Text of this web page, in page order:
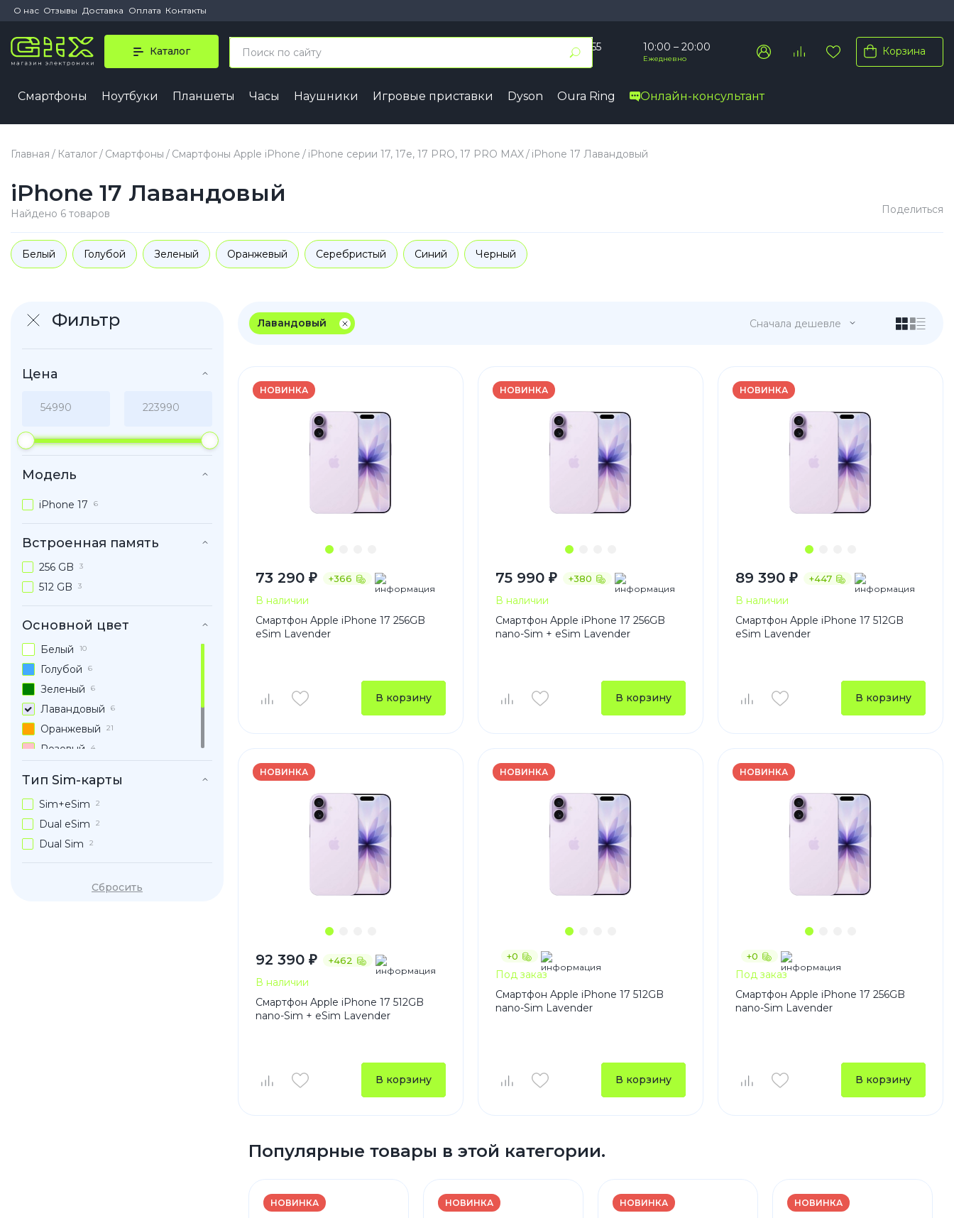
О нас Отзывы Доставка Оплата Контакты
Каталог +7 (495) 055 50 55
Заказать звонок
10:00 – 20:00
Ежедневно
Корзина
Смартфоны Ноутбуки Планшеты Часы Наушники Игровые приставки Dyson Oura Ring
Онлайн-консультант
iPhone 17 Pro Max
iPhone 17
iPhone 16 Pro Max
iPhone 15 Pro Max
iPhone 14
iPhone 13
iPhone SE
Honor
Honor 400
Honor 400 Pro
Nothing Redmi Аксессуары
Чехлы
Защитные стекла
Автомобильные держатели
Главная Каталог Смартфоны Смартфоны Apple iPhone iPhone серии 17, 17е, 17 PRO, 17 PRO MAX iPhone 17 Лавандовый
iPhone 17 Лавандовый
Найдено 6 товаров Поделиться
Белый Голубой Зеленый Оранжевый Серебристый Синий Черный
Фильтр
Цена
Модель
iPhone 17 6
Встроенная память
256 GB 3
512 GB 3
Основной цвет
Белый 10
Голубой 6
Зеленый 6
Лавандовый 6
Оранжевый 21
Розовый 4
Синий 21
Черный 10
Тип Sim-карты
Sim+eSim 2
Dual eSim 2
Dual Sim 2
Сбросить
Лавандовый Сначала дешевле
НОВИНКА
73 290 ₽ +366
В наличии
Смартфон Apple iPhone 17 256GB
eSim Lavender
В корзину
НОВИНКА
75 990 ₽ +380
В наличии
Смартфон Apple iPhone 17 256GB
nano-Sim + eSim Lavender
В корзину
НОВИНКА
89 390 ₽ +447
В наличии
Смартфон Apple iPhone 17 512GB
eSim Lavender
В корзину
НОВИНКА
92 390 ₽ +462
В наличии
Смартфон Apple iPhone 17 512GB
nano-Sim + eSim Lavender
В корзину
НОВИНКА
+0
Под заказ
Смартфон Apple iPhone 17 512GB
nano-Sim Lavender
В корзину
НОВИНКА
+0
Под заказ
Смартфон Apple iPhone 17 256GB
nano-Sim Lavender
В корзину
Популярные товары в этой категории.
НОВИНКА НОВИНКА НОВИНКА НОВИНКА